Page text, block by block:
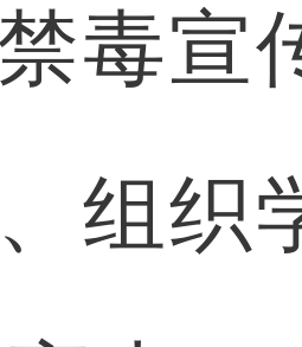
毒宣
组织